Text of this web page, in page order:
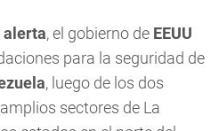
alerta, el gobierno de EEUU
para la seguridad de
, luego de los dos
sectores de La